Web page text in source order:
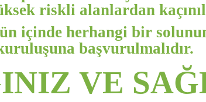
riskli alanlardan
içinde herhangi bir
başvurulmalıdır.
VE